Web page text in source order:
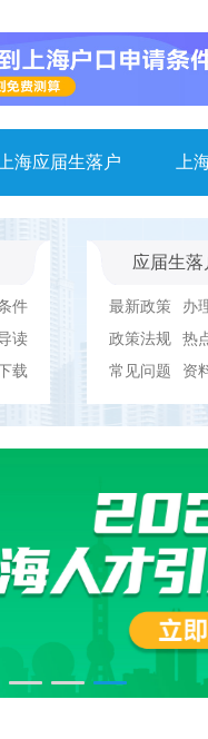
上海应届生落户 上
件
读
载
应届生落
最新政策
办
政策法规
热
常见问题
资